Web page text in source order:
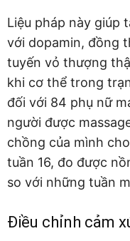
Liệu pháp này giúp
với dopamin, đồng
tuyến vỏ thượng
khi cơ thể trong
đối với 84 phụ nữ
người được
chồng của mình
tuần 16, đo được
so với những tuần
Điều chỉnh cảm